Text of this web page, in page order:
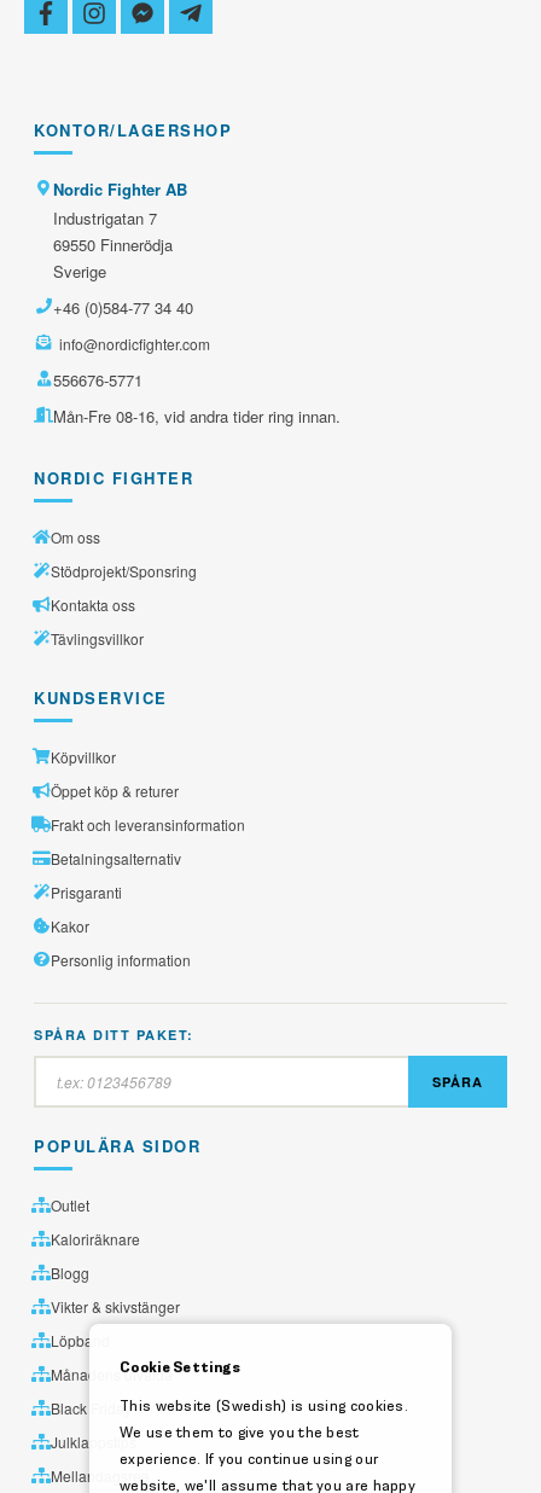
facebookinstagram
facebook-
messenger
telegram-
plane
KONTOR/LAGERSHOP
Nordic Fighter AB
Industrigatan 7
69550 Finnerödja
Sverige
+46 (0)584-77 34 40
info@nordicfighter.com
556676-5771
Mån-Fre 08-16, vid andra tider ring innan.
NORDIC FIGHTER
Om oss
Stödprojekt/Sponsring
Kontakta oss
Tävlingsvillkor
KUNDSERVICE
Köpvillkor
Öppet köp & returer
Frakt och leveransinformation
Betalningsalternativ
Prisgaranti
Kakor
Personlig information
SPÅRA DITT PAKET:
SPÅRA
POPULÄRA SIDOR
Outlet
Kaloriräknare
Blogg
Vikter & skivstänger
Löpband
Månadens utvalda
Black Friday
Julklappstips
Mellandagsrea
Cookie Settings
This website (Swedish) is using cookies.
We use them to give you the best
experience. If you continue using our
website, we'll assume that you are happy